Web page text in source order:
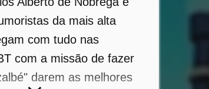
da mais alta
com tudo nas
com a missão de fazer
darem as melhores